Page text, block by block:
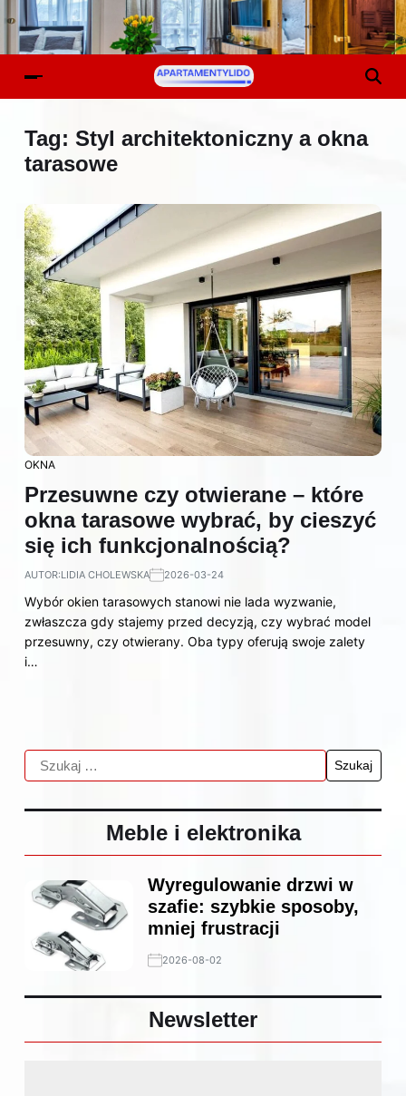
Tag: Styl architektoniczny a okna
tarasowe
OKNA
Przesuwne czy otwierane – które
okna tarasowe wybrać, by cieszyć
się ich funkcjonalnością?
AUTOR:LIDIA CHOLEWSKA 2026-03-24
Wybór okien tarasowych stanowi nie lada wyzwanie,
zwłaszcza gdy stajemy przed decyzją, czy wybrać model
przesuwny, czy otwierany. Oba typy oferują swoje zalety
i…
Meble i elektronika
Wyregulowanie drzwi w
szafie: szybkie sposoby,
mniej frustracji
2026-08-02
Newsletter